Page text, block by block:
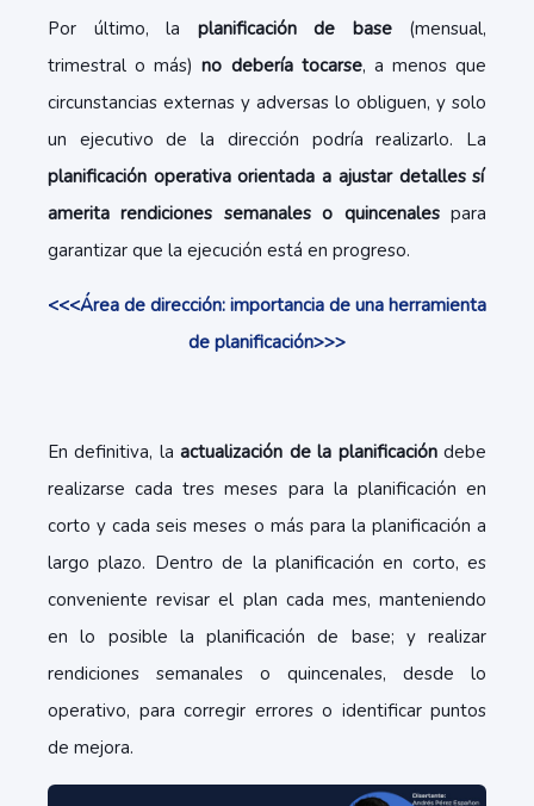
Por último, la planificación de base(mensual,
trimestral o más)no debería tocarse, a menos que
circunstancias externas y adversas lo obliguen, y solo
un ejecutivo de la dirección podría realizarlo. La
planificación operativa orientada a ajustar detalles sí
amerita rendiciones semanales o quincenalespara
garantizar que la ejecución está en progreso.
<<<Área de dirección: importancia de una herramienta
de planificación>>>
En definitiva, laactualización de la planificacióndebe
realizarse cada tres meses para la planificación en
corto y cada seis meses o más para la planificación a
largo plazo. Dentro de la planificación en corto, es
conveniente revisar el plan cada mes, manteniendo
en lo posible la planificación de base; y realizar
rendiciones semanales o quincenales, desde lo
operativo, para corregir errores o identificar puntos
de mejora.